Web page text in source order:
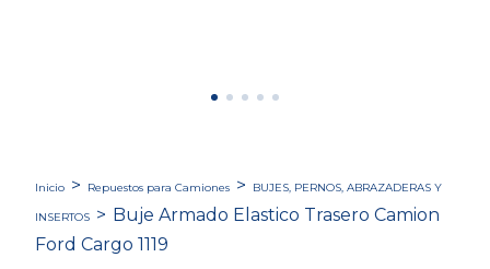
Inicio > Repuestos para Camiones > BUJES, PERNOS, ABRAZADERAS Y
INSERTOS > Buje Armado Elastico Trasero Camion
Ford Cargo 1119